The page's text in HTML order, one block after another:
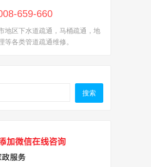
659-660
地区下水道疏通，马桶疏通，地
等各类管道疏通维修。
搜索